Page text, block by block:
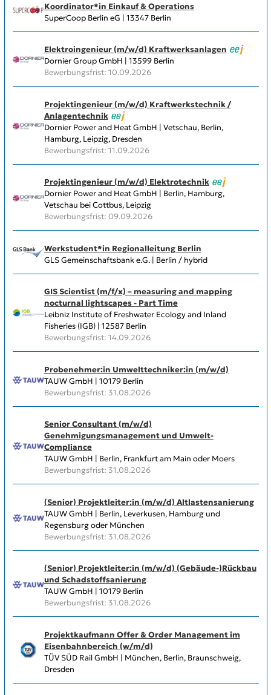
Koordinator*in Einkauf & Operations
SuperCoop Berlin eG | 13347 Berlin
Elektroingenieur (m/w/d) Kraftwerksanlagen
Dornier Group GmbH | 13599 Berlin
Bewerbungsfrist: 10.09.2026
Projektingenieur (m/w/d) Kraftwerkstechnik /
Anlagentechnik
Dornier Power and Heat GmbH | Vetschau, Berlin,
Hamburg, Leipzig, Dresden
Bewerbungsfrist: 11.09.2026
Projektingenieur (m/w/d) Elektrotechnik
Dornier Power and Heat GmbH | Berlin, Hamburg,
Vetschau bei Cottbus, Leipzig
Bewerbungsfrist: 09.09.2026
Werkstudent*in Regionalleitung Berlin
GLS Gemeinschaftsbank e.G. | Berlin / hybrid
GIS Scientist (m/f/x) – measuring and mapping
nocturnal lightscapes - Part Time
Leibniz Institute of Freshwater Ecology and Inland
Fisheries (IGB) | 12587 Berlin
Bewerbungsfrist: 14.09.2026
Probenehmer:in Umwelttechniker:in (m/w/d)
TAUW GmbH | 10179 Berlin
Bewerbungsfrist: 31.08.2026
Senior Consultant (m/w/d)
Genehmigungsmanagement und Umwelt-
Compliance
TAUW GmbH | Berlin, Frankfurt am Main oder Moers
Bewerbungsfrist: 31.08.2026
(Senior) Projektleiter:in (m/w/d) Altlastensanierung
TAUW GmbH | Berlin, Leverkusen, Hamburg und
Regensburg oder München
Bewerbungsfrist: 31.08.2026
(Senior) Projektleiter:in (m/w/d) (Gebäude-)Rückbau
und Schadstoffsanierung
TAUW GmbH | 10179 Berlin
Bewerbungsfrist: 31.08.2026
Projektkaufmann Offer & Order Management im
Eisenbahnbereich (w/m/d)
TÜV SÜD Rail GmbH | München, Berlin, Braunschweig,
Dresden